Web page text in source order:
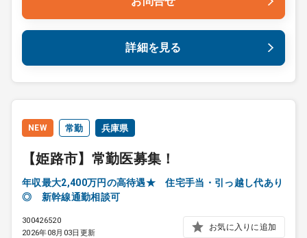
詳細を見る
NEW 常勤 兵庫県
【姫路市】常勤医募集！
年収最大2,400万円の高待遇★ 住宅手当・引っ越し代あり
◎ 新幹線通勤相談可
300426520
2026年08月03日更新
お気に入りに追加